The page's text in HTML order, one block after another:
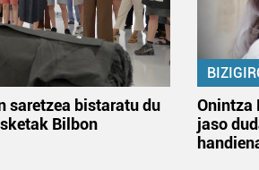
saretzea bistaratu du
Bilbon
Onintza
jaso